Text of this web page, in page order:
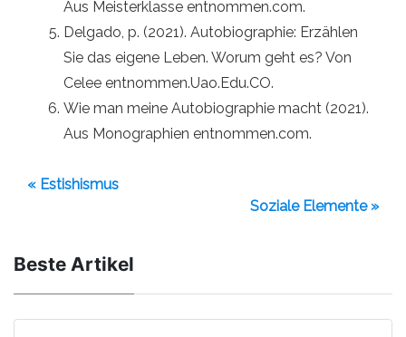
Aus Meisterklasse entnommen.com.
Delgado, p. (2021). Autobiographie: Erzählen
Sie das eigene Leben. Worum geht es? Von
Celee entnommen.Uao.Edu.CO.
Wie man meine Autobiographie macht (2021).
Aus Monographien entnommen.com.
« Estishismus
Soziale Elemente »
Beste Artikel